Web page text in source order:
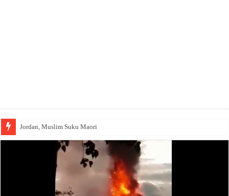
Jordan, Muslim Suku Maori